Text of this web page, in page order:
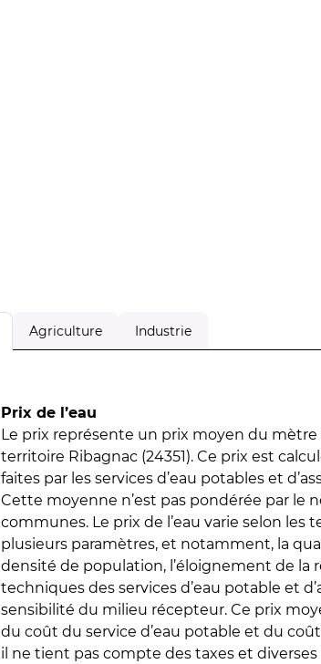
Agriculture Industrie
Prix de l’eau
Le prix représente un prix moyen du mètre
territoire Ribagnac (24351). Ce prix est
faites par les services d’eau potables et
Cette moyenne n’est pas pondérée par le
communes. Le prix de l’eau varie selon les
plusieurs paramètres, et notamment, la
densité de population, l’éloignement de la
techniques des services d’eau potable et
sensibilité du milieu récepteur. Ce prix
du coût du service d’eau potable et du
il ne tient pas compte des taxes et diverses